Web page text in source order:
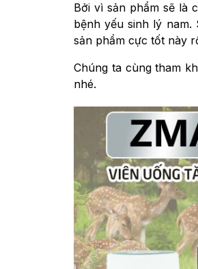
Bởi vì sản phẩm sẽ là
bệnh yếu sinh lý
sản phẩm cực tốt này
Chúng ta cùng tham
nhé.